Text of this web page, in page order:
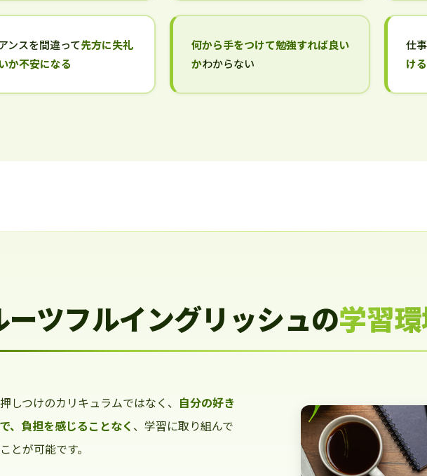
ンスを間違って先方に失礼
か不安になる
何から手をつけて勉強すれば良い
かわからない
仕
け
ーツフルイングリッシュの学習
しつけのカリキュラムではなく、 自分の好き
、負担を感じることなく 、学習に取り組んで
とが可能です。